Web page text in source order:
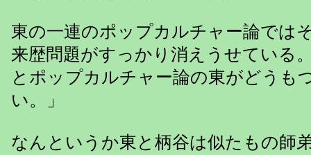
東の一連のポップカルチャー論では
来歴問題がすっかり消えうせている
とポップカルチャー論の東がどうも
い。」
なんというか東と柄谷は似たもの師